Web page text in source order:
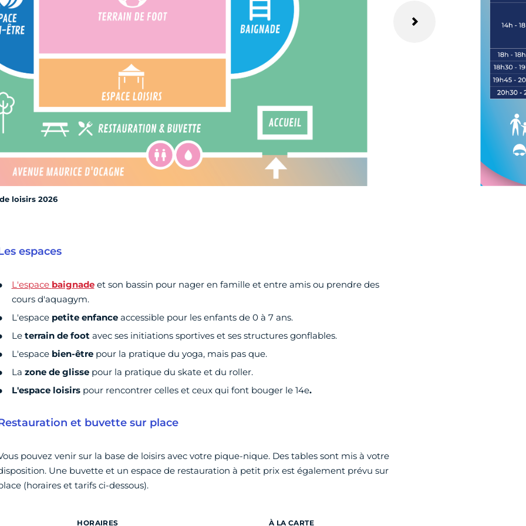
loisirs 2026
espaces
L'espace baignade et son bassin pour nager en famille et entre amis ou prendre des
cours d'aquagym.
L'espace petite enfanceaccessible pour les enfants de 0 à 7 ans.
Le terrain de foot avec ses initiations sportives et ses structures gonflables.
L'espace bien-êtrepour la pratique du yoga, mais pas que.
La zone de glissepour la pratique du skate et du roller.
L'espace loisirs pour rencontrer celles et ceux qui font bouger le 14e.
et buvette sur place
pouvez venir sur la base de loisirs avec votre pique-nique. Des tables sont mis à votre
Une buvette et un espace de restauration à petit prix est également prévu sur
(horaires et tarifs ci-dessous).
HORAIRES À LA CARTE